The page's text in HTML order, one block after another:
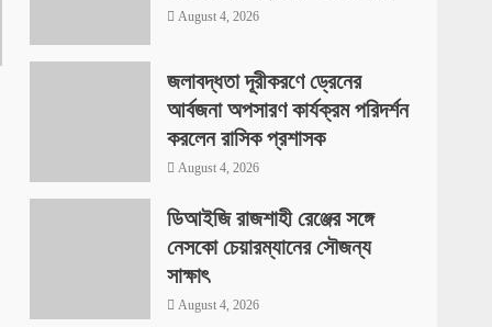
August 4, 2026
জলাবদ্ধতা দূরীকরণে ড্রেনের
আর্বজনা অপসারণ কার্যক্রম পরিদর্শন
করলেন রাসিক প্রশাসক
August 4, 2026
ডিআইজি রাজশাহী রেঞ্জের সঙ্গে
নেসকো চেয়ারম্যানের সৌজন্য
সাক্ষাৎ
August 4, 2026